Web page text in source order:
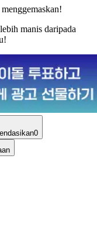
manis daripada
0